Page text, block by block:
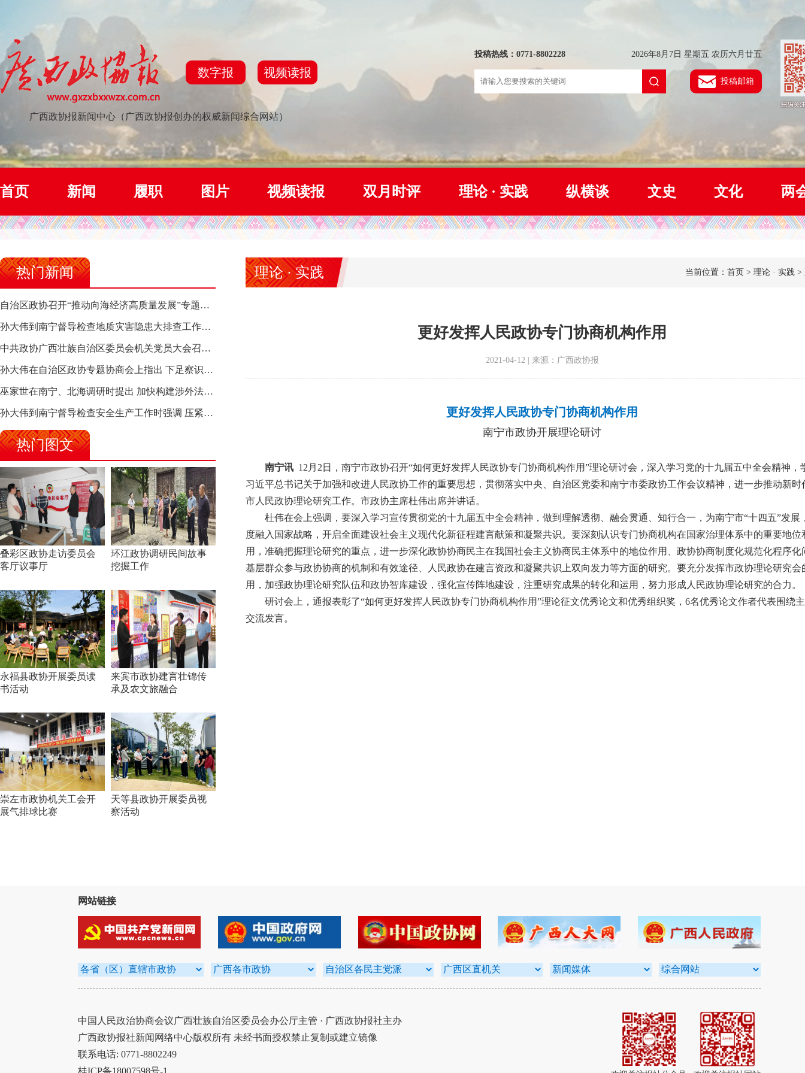
数字报 视频读报
广西政协报新闻中心（广西政协报创办的权威新闻综合网站）
投稿热线：0771-8802228 2026年8月7日 星期五 农历六月廿五
投稿邮箱
首页 新闻 履职 图片 视频读报 双月时评 理论 · 实践 纵横谈 文史 文化 两
热门新闻
自治区政协召开“推动向海经济高质量发展”专题调研座谈会 钱学明出席并讲话
孙大伟到南宁督导检查地质灾害隐患大排查工作时强调 筑牢地质灾害安全防线 全力保障人民群众生命财产安全
中共政协广西壮族自治区委员会机关党员大会召开 选举产生新一届机关党委、机关纪委
孙大伟在自治区政协专题协商会上指出 下足察识谋督之功 恪尽服务大局之责 助推有色金属、关键金属产业高质量发展
巫家世在南宁、北海调研时提出 加快构建涉外法律供给集群 护航向海经济高质量发展
孙大伟到南宁督导检查安全生产工作时强调 压紧压实责任 狠抓隐患整治 坚决筑牢安全生产防线
热门图文
叠彩区政协走访委员会
客厅议事厅
环江政协调研民间故事
挖掘工作
永福县政协开展委员读
书活动
来宾市政协建言壮锦传
承及农文旅融合
崇左市政协机关工会开
展气排球比赛
天等县政协开展委员视
察活动
理论 · 实践 当前位置：首页 > 理论 · 实践 >
更好发挥人民政协专门协商机构作用
2021-04-12 | 来源：广西政协报
更好发挥人民政协专门协商机构作用
南宁市政协开展理论研讨
南宁讯 12月2日，南宁市政协召开“如何更好发挥人民政协专门协商机构作用”理论研讨会，深入学习党的十九届五中全会精神，
习近平总书记关于加强和改进人民政协工作的重要思想，贯彻落实中央、自治区党委和南宁市委政协工作会议精神，进一步推动新时
市人民政协理论研究工作。市政协主席杜伟出席并讲话。
杜伟在会上强调，要深入学习宣传贯彻党的十九届五中全会精神，做到理解透彻、融会贯通、知行合一，为南宁市“十四五”发展
度融入国家战略，开启全面建设社会主义现代化新征程建言献策和凝聚共识。要深刻认识专门协商机构在国家治理体系中的重要地位
用，准确把握理论研究的重点，进一步深化政协协商民主在我国社会主义协商民主体系中的地位作用、政协协商制度化规范化程序化
基层群众参与政协协商的机制和有效途径、人民政协在建言资政和凝聚共识上双向发力等方面的研究。要充分发挥市政协理论研究会
用，加强政协理论研究队伍和政协智库建设，强化宣传阵地建设，注重研究成果的转化和运用，努力形成人民政协理论研究的合力。
研讨会上，通报表彰了“如何更好发挥人民政协专门协商机构作用”理论征文优秀论文和优秀组织奖，6名优秀论文作者代表围绕
交流发言。
网站链接
中国人民政治协商会议广西壮族自治区委员会办公厅主管 · 广西政协报社主办
广西政协报社新闻网络中心版权所有 未经书面授权禁止复制或建立镜像
联系电话: 0771-8802249
桂ICP备18007598号-1